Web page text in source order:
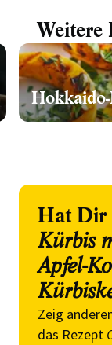
Weitere
Hat Dir
Kürbis
Apfel-
Zeig
das Rezept